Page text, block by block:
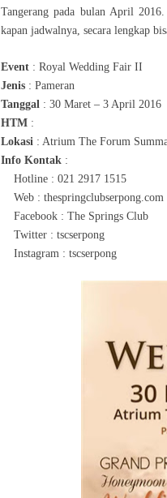
Tangerang pada bulan April 2016
kapan jadwalnya, secara lengkap
Event : Royal Wedding Fair II
Jenis : Pameran
Tanggal : 30 Maret – 3 April 2016
HTM :
Lokasi : Atrium The Forum
Info Kontak :
Hotline : 021 2917 1515
Web : thespringclubserpong.com
Facebook : The Springs Club
Twitter : tscserpong
Instagram : tscserpong